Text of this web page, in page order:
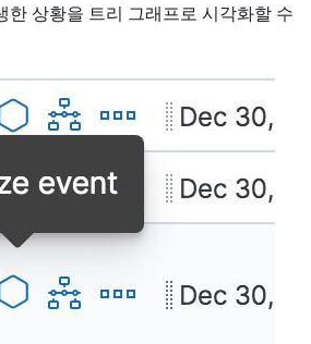
한 상황을 트리 그래프로 시각화할 수